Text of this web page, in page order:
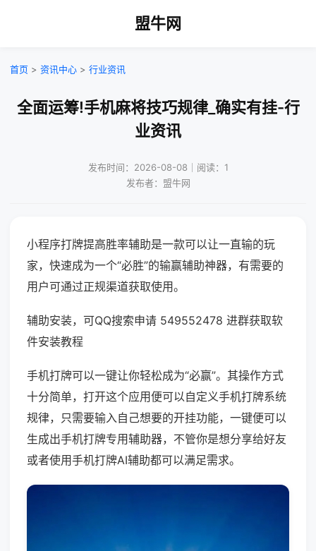
盟牛网
首页 > 资讯中心 > 行业资讯
全面运筹!手机麻将技巧规律_确实有挂-行
业资讯
发布时间：2026-08-08｜阅读：1
发布者：盟牛网
小程序打牌提高胜率辅助是一款可以让一直输的玩
家，快速成为一个“必胜”的输赢辅助神器，有需要的
用户可通过正规渠道获取使用。
辅助安装，可QQ搜索申请 549552478 进群获取软
件安装教程
手机打牌可以一键让你轻松成为“必赢”。其操作方式
十分简单，打开这个应用便可以自定义手机打牌系统
规律，只需要输入自己想要的开挂功能，一键便可以
生成出手机打牌专用辅助器，不管你是想分享给好友
或者使用手机打牌AI辅助都可以满足需求。